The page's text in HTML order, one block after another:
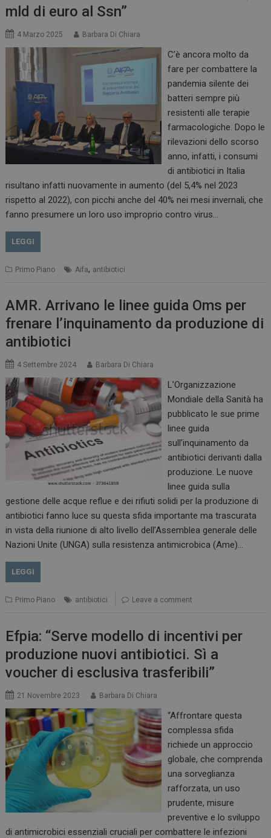
mld di euro al Ssn”
4 Marzo 2025 Barbara Di Chiara
C’è ancora molto da
fare per combattere la
pandemia silente dei
batteri sempre più
resistenti alle terapie
farmacologiche. Dopo le
rilevazioni dello scorso
anno, infatti, i consumi
di antibiotici in Italia
risultano infatti nuovamente in aumento (del 5,4% nel 2023
rispetto al 2022), con picchi anche del 40% nei mesi invernali, che
fanno presumere un loro uso improprio contro virus…
LEGGI
Primo Piano Aifa, antibiotici
AMR. Arrivano le linee guida Oms per
frenare l’inquinamento da produzione di
antibiotici
4 Settembre 2024 Barbara Di Chiara
L’Organizzazione
Mondiale della Sanità ha
pubblicato le sue prime
linee guida
sull’inquinamento da
antibiotici derivanti dalla
produzione. Le nuove
linee guida sulla
gestione delle acque reflue e dei rifiuti solidi per la produzione di
antibiotici fanno luce su questa sfida importante ma trascurata
in vista della riunione di alto livello dell’Assemblea generale delle
Nazioni Unite (UNGA) sulla resistenza antimicrobica (Ame)…
LEGGI
Primo Piano antibiotici Leave a comment
Efpia: “Serve modello di incentivi per
produzione nuovi antibiotici. Sì a
voucher di esclusiva trasferibili”
21 Novembre 2023 Barbara Di Chiara
“Affrontare questa
complessa sfida
richiede un approccio
globale, che comprenda
una sorveglianza
rafforzata, un uso
prudente, misure
preventive e lo sviluppo
di antimicrobici essenziali cruciali per combattere le infezioni